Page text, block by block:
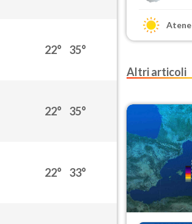
22° 35°
22° 35°
22° 33°
Atene
Altri articoli